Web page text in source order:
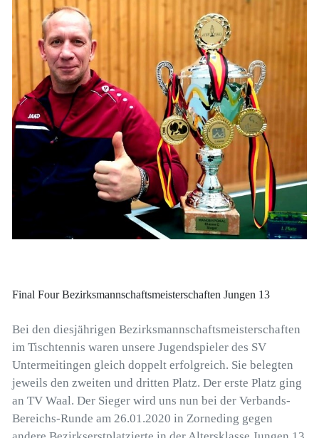
Final Four Bezirksmannschaftsmeisterschaften Jungen 13
Bei den diesjährigen Bezirksmannschaftsmeisterschaften
im Tischtennis waren unsere Jugendspieler des SV
Untermeitingen gleich doppelt erfolgreich. Sie belegten
jeweils den zweiten und dritten Platz. Der erste Platz ging
an TV Waal. Der Sieger wird uns nun bei der Verbands-
Bereichs-Runde am 26.01.2020 in Zorneding gegen